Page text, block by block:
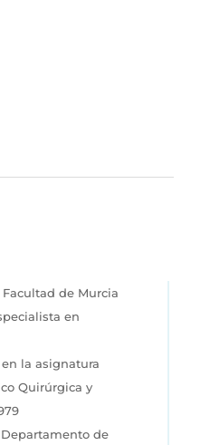
de Murcia
en
la asignatura
Quirúrgica y
de